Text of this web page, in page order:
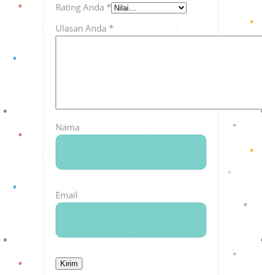
Rating Anda *
Ulasan Anda *
Nama
Email